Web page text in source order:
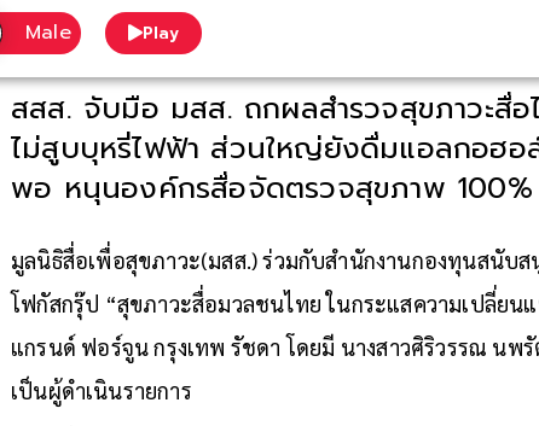
Play
สสส. จับมือ มสส. ถกผลสำรวจสุขภาวะ
ไม่สูบบุหรี่ไฟฟ้า ส่วนใหญ่ยังดื่มแอลกอฮอ
พอ หนุนองค์กรสื่อจัดตรวจสุขภาพ 100%
มูลนิธิสื่อเพื่อสุขภาวะ(มสส.) ร่วมกับสำนักงานกองทุนสนับ
โฟกัสกรุ๊ป “สุขภาวะสื่อมวลชนไทย ในกระแสความเปลี่ยน
แกรนด์ ฟอร์จูน กรุงเทพ รัชดา โดยมี นางสาวศิริวรรณ นพ
เป็นผู้ดำเนินรายการ